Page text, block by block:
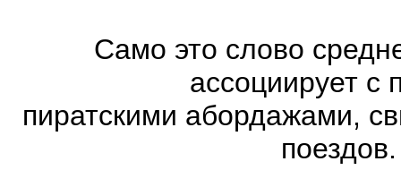
Само это слово
ассоциирует с
пиратскими абордажами,